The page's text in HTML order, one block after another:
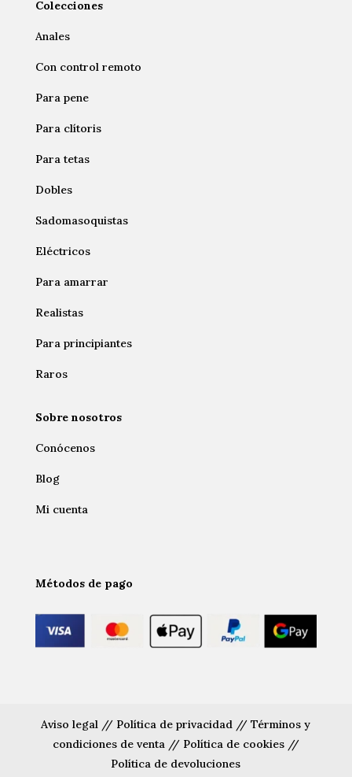
Colecciones
Anales
Con control remoto
Para pene
Para clítoris
Para tetas
Dobles
Sadomasoquistas
Eléctricos
Para amarrar
Realistas
Para principiantes
Raros
Sobre nosotros
Conócenos
Blog
Mi cuenta
Métodos de pago
Aviso legal // Política de privacidad //Términos y
condiciones de venta// Política de cookies//
Política de devoluciones